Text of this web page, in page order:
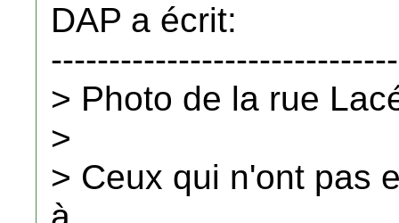
DAP a écrit:
> Photo de la rue
>
> Ceux qui n'ont pas